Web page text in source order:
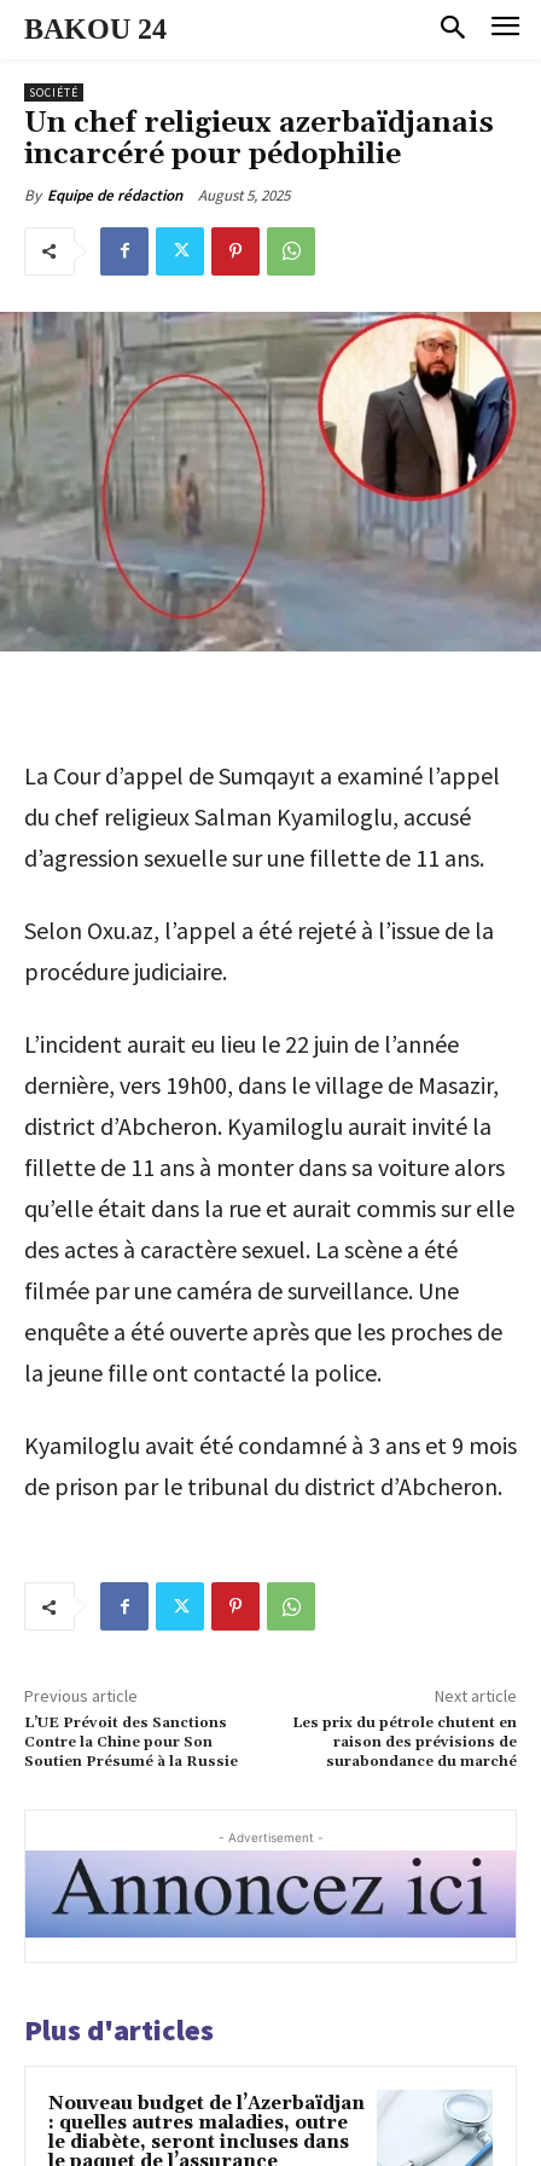
BAKOU 24
SOCIÉTÉ
Un chef religieux azerbaïdjanais
incarcéré pour pédophilie
By Equipe de rédaction August 5, 2025
La Cour d’appel de Sumqayıt a examiné l’appel
du chef religieux Salman Kyamiloglu, accusé
d’agression sexuelle sur une fillette de 11 ans.
Selon Oxu.az, l’appel a été rejeté à l’issue de la
procédure judiciaire.
L’incident aurait eu lieu le 22 juin de l’année
dernière, vers 19h00, dans le village de Masazir,
district d’Abcheron. Kyamiloglu aurait invité la
fillette de 11 ans à monter dans sa voiture alors
qu’elle était dans la rue et aurait commis sur elle
des actes à caractère sexuel. La scène a été
filmée par une caméra de surveillance. Une
enquête a été ouverte après que les proches de
la jeune fille ont contacté la police.
Kyamiloglu avait été condamné à 3 ans et 9 mois
de prison par le tribunal du district d’Abcheron.
Previous article
L’UE Prévoit des Sanctions
Contre la Chine pour Son
Soutien Présumé à la Russie
Next article
Les prix du pétrole chutent en
raison des prévisions de
surabondance du marché
- Advertisement -
Plus d'articles
Nouveau budget de l’Azerbaïdjan
: quelles autres maladies, outre
le diabète, seront incluses dans